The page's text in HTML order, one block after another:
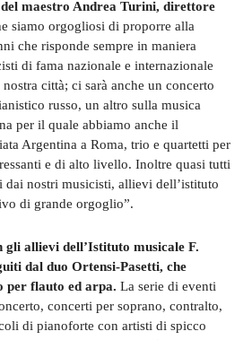
del maestro Andrea Turini, direttore
siamo orgogliosi di proporre alla
che risponde sempre in maniera
di fama nazionale e internazionale
città; ci sarà anche un concerto
russo, un altro sulla musica
per il quale abbiamo anche il
Argentina a Roma, trio e quartetti per
e di alto livello. Inoltre quasi tutti
dai nostri musicisti, allievi dell’istituto
di grande orgoglio”.
allievi dell’Istituto musicale F.
dal duo Ortensi-Pasetti, che
per flauto ed arpa. La serie di eventi
concerti per soprano, contralto,
di pianoforte con artisti di spicco